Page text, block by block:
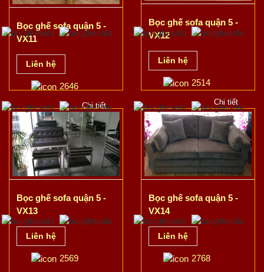
Bọc ghế sofa quận 5 -
VX11
Liên hệ
2646
Chi tiết
Bọc ghế sofa quận 5 -
VX12
Liên hệ
2514
Chi tiết
Bọc ghế sofa quận 5 -
VX13
Liên hệ
2569
Bọc ghế sofa quận 5 -
VX14
Liên hệ
2768